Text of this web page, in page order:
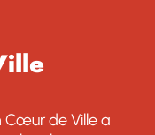
Cœur de Ville a